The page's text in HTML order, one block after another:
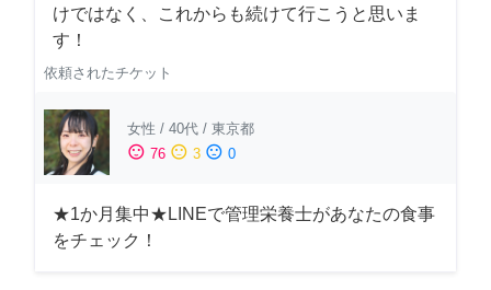
けではなく、これからも続けて行こうと思いま
す！
依頼されたチケット
女性 / 40代 / 東京都
sentiment_satisfied 76 sentiment_neutral 3 sentiment_dissatisfied 0
★1か月集中★LINEで管理栄養士があなたの食事
をチェック！